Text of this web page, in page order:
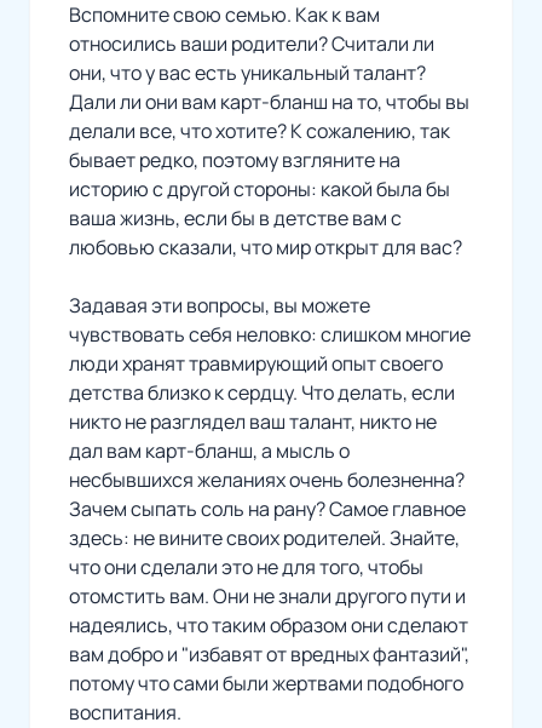
Вспомните свою семью. Как к вам
относились ваши родители? Считали ли
они, что у вас есть уникальный талант?
Дали ли они вам карт-бланш на то, чтобы вы
делали все, что хотите? К сожалению, так
бывает редко, поэтому взгляните на
историю с другой стороны: какой была бы
ваша жизнь, если бы в детстве вам с
любовью сказали, что мир открыт для вас?
Задавая эти вопросы, вы можете
чувствовать себя неловко: слишком многие
люди хранят травмирующий опыт своего
детства близко к сердцу. Что делать, если
никто не разглядел ваш талант, никто не
дал вам карт-бланш, а мысль о
несбывшихся желаниях очень болезненна?
Зачем сыпать соль на рану? Самое главное
здесь: не вините своих родителей. Знайте,
что они сделали это не для того, чтобы
отомстить вам. Они не знали другого пути и
надеялись, что таким образом они сделают
вам добро и "избавят от вредных фантазий",
потому что сами были жертвами подобного
воспитания.